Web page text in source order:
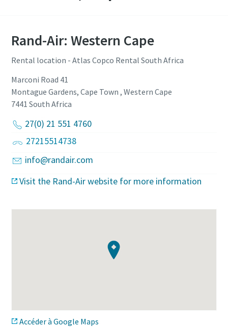
Rand-Air: Western Cape
Rental location - Atlas Copco Rental South Africa
Marconi Road 41
Montague Gardens, Cape Town , Western Cape
7441 South Africa
27(0) 21 551 4760
27215514738
info@randair.com
Visit the Rand-Air website for more information
Accéder à Google Maps